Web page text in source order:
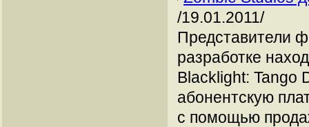
/19.01.2011/
Представители
разработке
Blacklight: Tango
абонентскую
с помощью